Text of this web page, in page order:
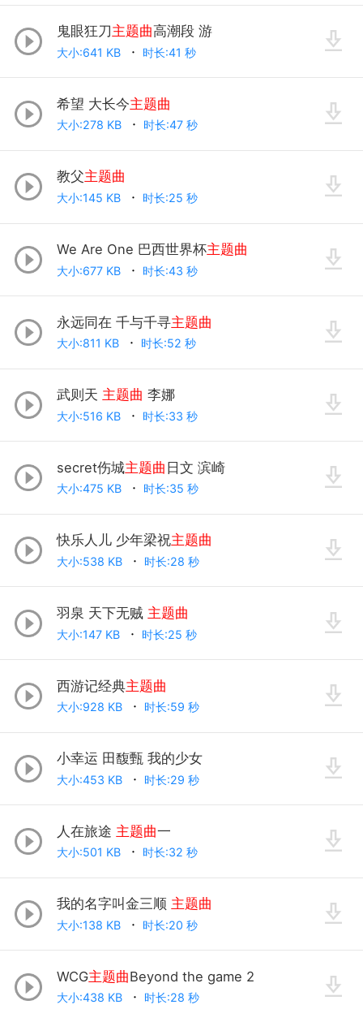
鬼眼狂刀主题曲高潮段 游
大小:641 KB 时长:41 秒
希望 大长今主题曲
大小:278 KB 时长:47 秒
教父主题曲
大小:145 KB 时长:25 秒
We Are One 巴西世界杯主题曲
大小:677 KB 时长:43 秒
永远同在 千与千寻主题曲
大小:811 KB 时长:52 秒
武则天 主题曲 李娜
大小:516 KB 时长:33 秒
secret伤城主题曲 日文 滨崎
大小:475 KB 时长:35 秒
快乐人儿 少年梁祝主题曲
大小:538 KB 时长:28 秒
羽泉 天下无贼 主题曲
大小:147 KB 时长:25 秒
西游记经典主题曲
大小:928 KB 时长:59 秒
小幸运 田馥甄 我的少女
大小:453 KB 时长:29 秒
人在旅途 主题曲一
大小:501 KB 时长:32 秒
我的名字叫金三顺 主题曲
大小:138 KB 时长:20 秒
WCG主题曲Beyond the game 2
大小:438 KB 时长:28 秒